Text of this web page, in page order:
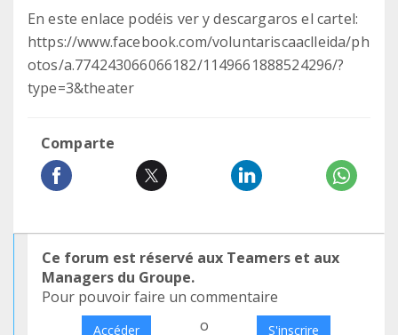
En este enlace podéis ver y descargaros el cartel:
https://www.facebook.com/voluntariscaaclleida/ph
otos/a.774243066066182/1149661888524296/?
type=3&theater
Comparte
Ce forum est réservé aux Teamers et aux
Managers du Groupe.
Pour pouvoir faire un commentaire
Accéder o S'inscrire